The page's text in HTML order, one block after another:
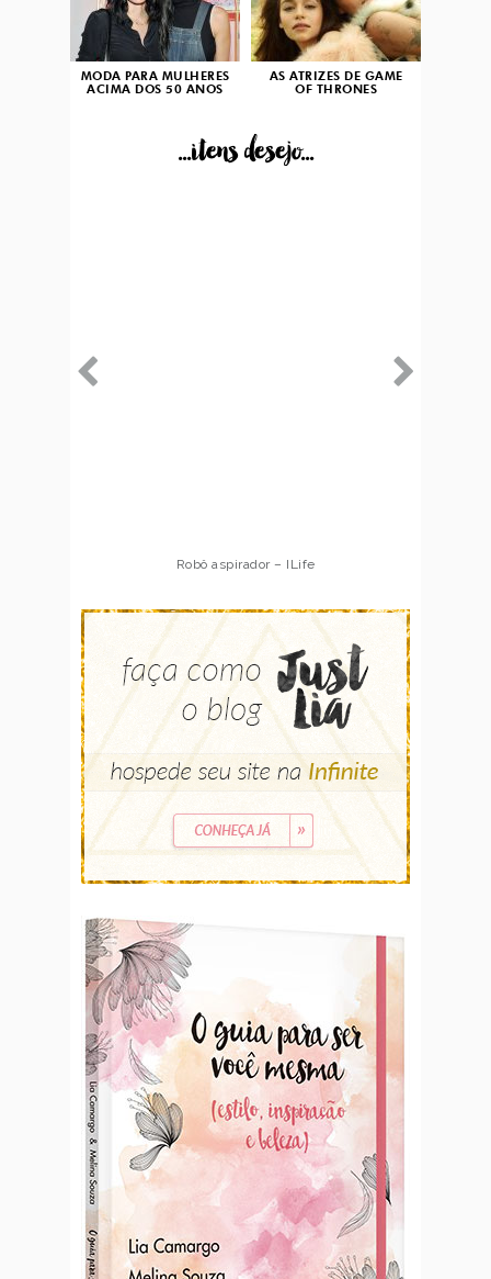
MODA PARA MULHERES
ACIMA DOS 50 ANOS
AS ATRIZES DE GAME
OF THRONES
...itens desejo...
Robô aspirador – ILife